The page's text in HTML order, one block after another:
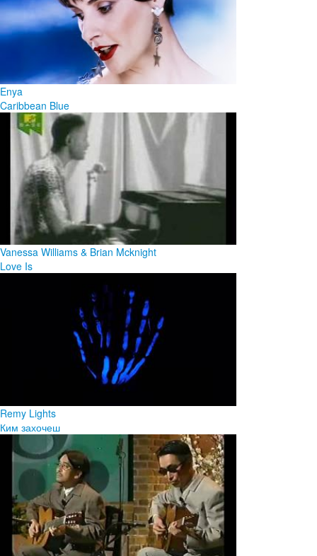
Enya
Caribbean Blue
Vanessa Williams & Brian Mcknight
Love Is
Remy Lights
Ким захочеш